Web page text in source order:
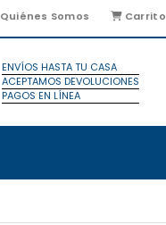
Quiénes Somos Carrito
ENVÍOS HASTA TU CASA
ACEPTAMOS DEVOLUCIONES
PAGOS EN LÍNEA